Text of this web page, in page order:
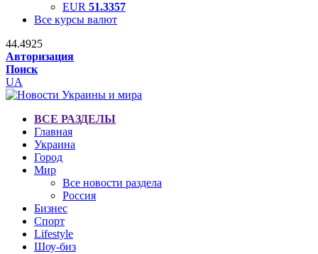
EUR 51.3357
Все курсы валют
44.4925
Авторизация
Поиск
UA
ВСЕ РАЗДЕЛЫ
Главная
Украина
Город
Мир
Все новости раздела
Россия
Бизнес
Спорт
Lifestyle
Шоу-биз